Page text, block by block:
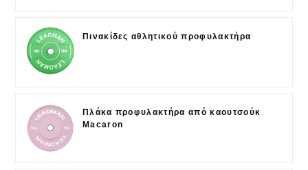
Πινακίδες αθλητικού προφυλακτήρα
Πλάκα προφυλακτήρα από καουτσούκ
Macaron